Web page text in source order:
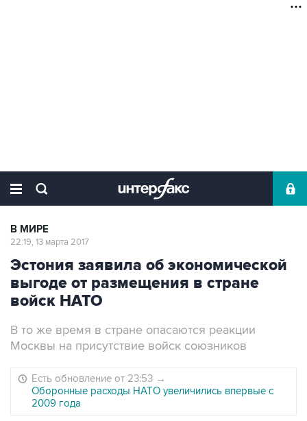
В МИРЕ
22:19, 13 марта 2017
Эстония заявила об экономической
выгоде от размещения в стране
войск НАТО
В то же время в стране опасаются реакции
Москвы на присутствие войск союзников
Есть обновление от 23:53 →
Оборонные расходы НАТО увеличились впервые с
2009 года